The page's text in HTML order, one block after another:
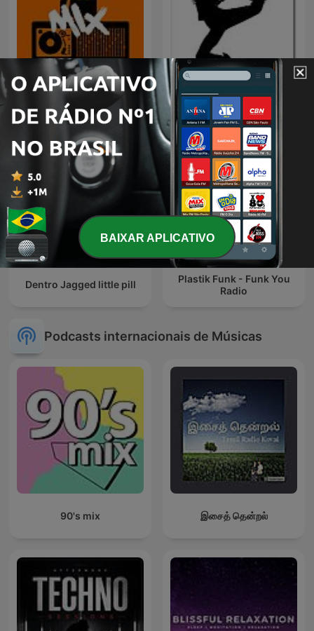
80 mix
Dentro Jagged little pill
Plastik Funk - Funk You
Radio
Podcasts internacionais de Músicas
90's mix இசைத் தென்றல்
BAIXAR APLICATIVO